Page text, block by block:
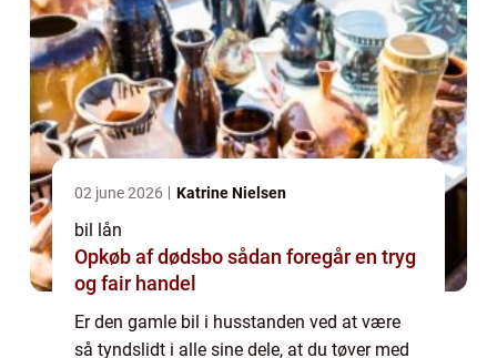
02 june 2026 Katrine Nielsen
bil lån
Opkøb af dødsbo sådan foregår en tryg
og fair handel
Er den gamle bil i husstanden ved at være
så tyndslidt i alle sine dele, at du tøver med